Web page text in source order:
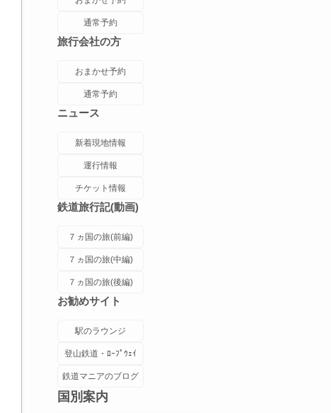
通常予約
旅行会社の方
おまかせ予約
通常予約
ニュース
新着現地情報
運行情報
チケット情報
鉄道旅行記(動画)
７ヵ国の旅(前編)
７ヵ国の旅(中編)
７ヵ国の旅(後編)
お勧めサイト
駅のラウンジ
登山鉄道・ﾛｰﾌﾟｳｪｲ
鉄道マニアのブログ
国別案内